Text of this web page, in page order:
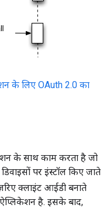
के लिए OAuth 2.0 का
के साथ काम करता है जो
पर इंस्टॉल किए जाते
क्लाइंट आईडी बनाते
है. इसके बाद,